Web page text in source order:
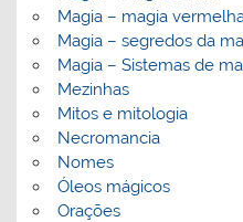
Magia – magia
Magia – segredos da
Magia – Sistemas de
Mezinhas
Mitos e mitologia
Necromancia
Nomes
Óleos mágicos
Orações